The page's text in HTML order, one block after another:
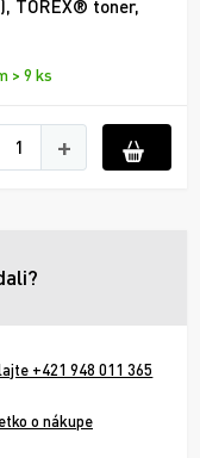
TOREX® toner,
> 9 ks
+
+421 948 011 365
o nákupe